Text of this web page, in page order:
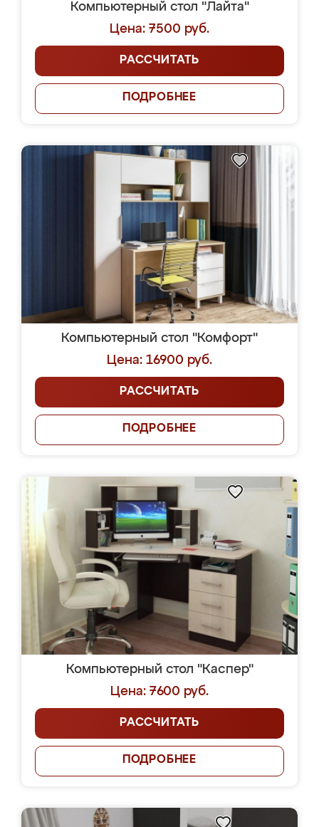
Компьютерный стол "Лайта"
Цена: 7500 руб.
РАССЧИТАТЬ
ПОДРОБНЕЕ
Компьютерный стол "Комфорт"
Цена: 16900 руб.
РАССЧИТАТЬ
ПОДРОБНЕЕ
Компьютерный стол "Каспер"
Цена: 7600 руб.
РАССЧИТАТЬ
ПОДРОБНЕЕ